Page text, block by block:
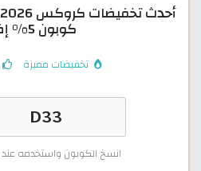
كوبون 5% إضافي
تخفيضات مميزة
انسخ الكوبون واستخدمه عند